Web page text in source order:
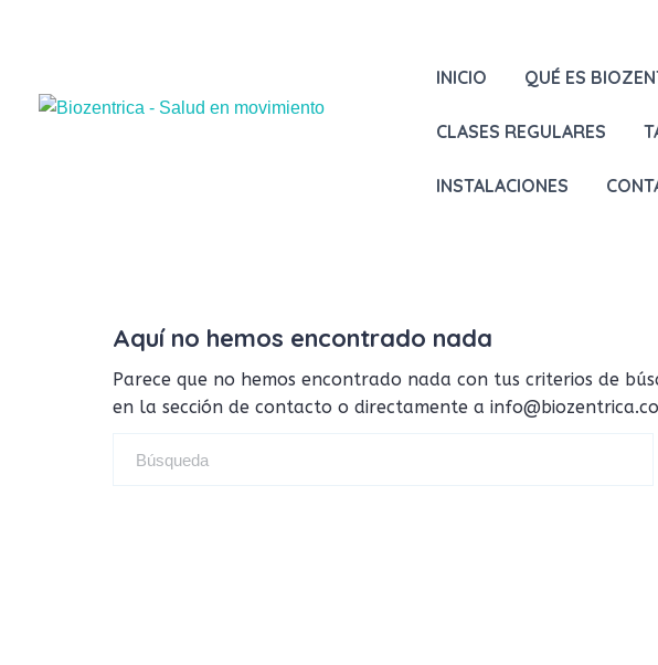
INICIO QUÉ ES
CLASES REGULARES
INSTALACIONES
Aquí no hemos encontrado nada
Parece que no hemos encontrado nada con tus criterios de
en la sección de contacto o directamente a